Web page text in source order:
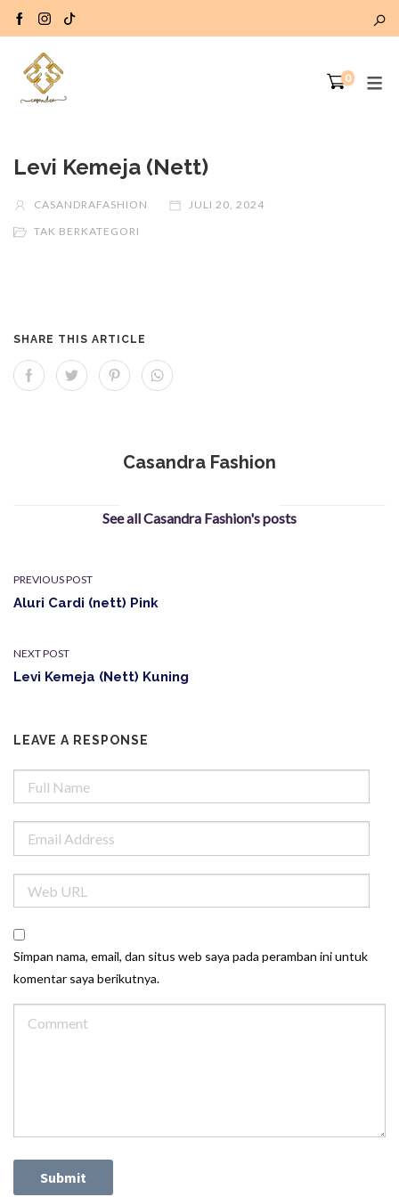
0
Levi Kemeja (Nett)
CASANDRAFASHION
JULI 20, 2024
TAK BERKATEGORI
SHARE THIS ARTICLE
Casandra Fashion
See all Casandra Fashion's posts
PREVIOUS POST
Aluri Cardi (nett) Pink
NEXT POST
Levi Kemeja (Nett) Kuning
LEAVE A RESPONSE
Simpan nama, email, dan situs web saya pada peramban ini untuk
komentar saya berikutnya.